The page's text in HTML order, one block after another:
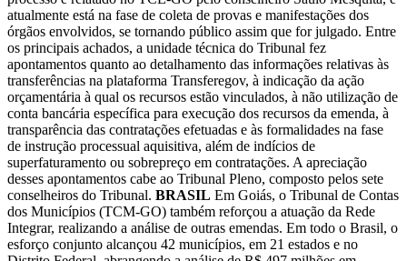
atualmente está na fase de coleta de provas e manifestações dos
órgãos envolvidos, se tornando público assim que for julgado. Entre
os principais achados, a unidade técnica do Tribunal fez
apontamentos quanto ao detalhamento das informações relativas às
transferências na plataforma Transferegov, à indicação da ação
orçamentária à qual os recursos estão vinculados, à não utilização de
conta bancária específica para execução dos recursos da emenda, à
transparência das contratações efetuadas e às formalidades na fase
de instrução processual aquisitiva, além de indícios de
superfaturamento ou sobrepreço em contratações. A apreciação
desses apontamentos cabe ao Tribunal Pleno, composto pelos sete
conselheiros do Tribunal. BRASIL Em Goiás, o Tribunal de Contas
dos Municípios (TCM-GO) também reforçou a atuação da Rede
Integrar, realizando a análise de outras emendas. Em todo o Brasil, o
esforço conjunto alcançou 42 municípios, em 21 estados e no